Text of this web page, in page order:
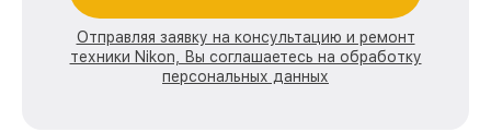
Отправляя заявку на консультацию и ремонт
техники Nikon, Вы соглашаетесь на обработку
персональных данных